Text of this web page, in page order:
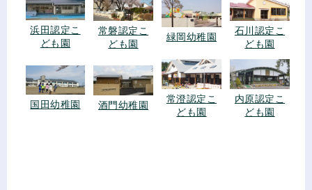
浜田認定こ
ども園
常磐認定こ
ども園
緑岡幼稚園
石川認定こ
ども園
国田幼稚園 酒門幼稚園
常澄認定こ
ども園
内原認定こ
ども園